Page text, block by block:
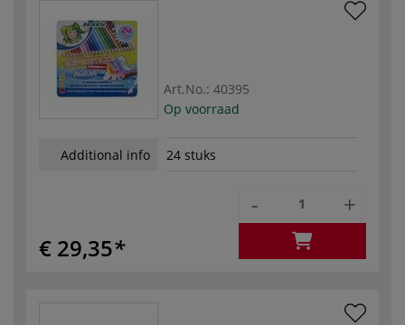
Art.No.: 40395
Op voorraad
Additional info 24 stuks
€ 29,35
- +